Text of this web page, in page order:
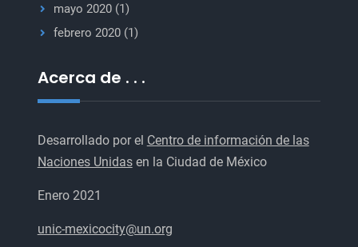
mayo 2020(1)
febrero 2020(1)
Acerca de . . .
Desarrollado por el Centro de información de las
Naciones Unidasen la Ciudad de México
Enero 2021
unic-mexicocity@un.org